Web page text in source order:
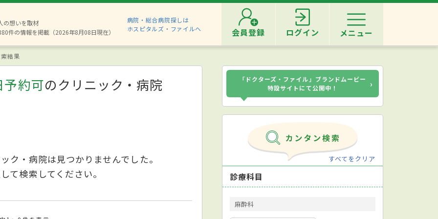
の想いを取材
件の情報を掲載（2026年8月08日現在）
病院・総合病院探しは
ホスピタルズ・ファイルへ
会員登録 ログイン メニュー
結果
約可のクリニック・病院
ク・病院は見つかりませんでした。
て検索してください。
「ドクターズ・ファイル」ブランドムービー
特設サイトにて公開中！
›
すべてをクリア
診療科目
麻酔科